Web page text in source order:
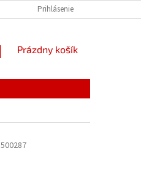
Prihlásenie
NÁKUPNÝ
Prázdny košík
500287